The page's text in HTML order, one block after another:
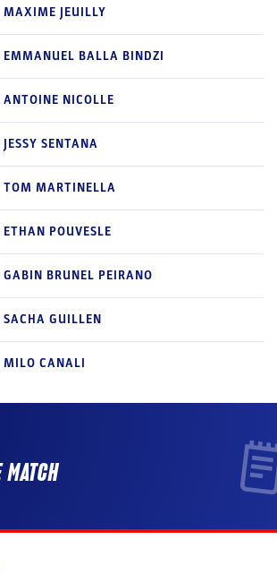
MAXIME JEUILLY
EMMANUEL BALLA BINDZI
ANTOINE NICOLLE
JESSY SENTANA
TOM MARTINELLA
ETHAN POUVESLE
GABIN BRUNEL PEIRANO
SACHA GUILLEN
MILO CANALI